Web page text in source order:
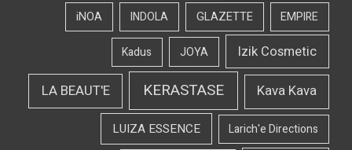
EMPIRE
GLAZETTE
INDOLA
iNOA
Izik Cosmetic
JOYA
Kadus
Kava Kava
KERASTASE
LA BEAUT'E
Larich'e Directions
LUIZA ESSENCE